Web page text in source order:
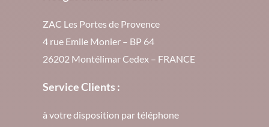
ZAC Les Portes de Provence
4 rue Emile Monier – BP 64
26202 Montélimar Cedex – FRANCE
Service Clients :
à votre disposition par téléphone